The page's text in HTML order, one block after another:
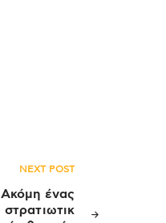
NEXT POST
Ακόμη ένας
στρατιωτικ